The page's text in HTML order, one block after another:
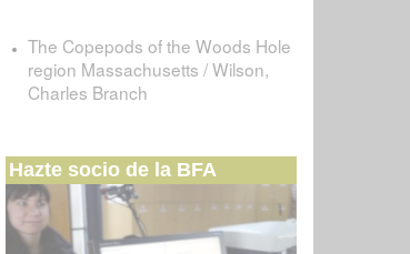
The Copepods of the Woods Hole
region Massachusetts / Wilson,
Charles Branch
Hazte socio de la BFA